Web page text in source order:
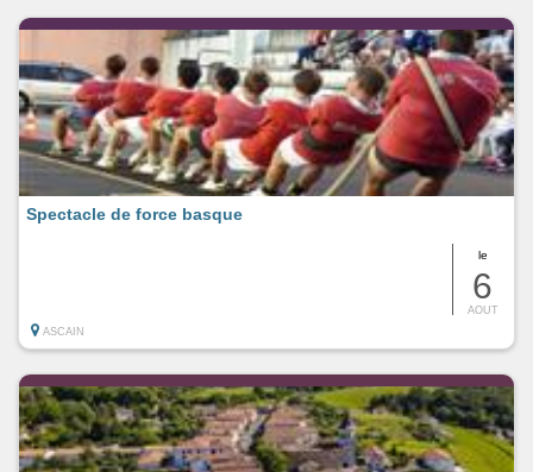
le
6
AOUT
Spectacle de force basque
ASCAIN